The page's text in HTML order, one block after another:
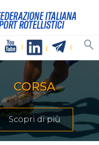
CORSA
Scopri di più